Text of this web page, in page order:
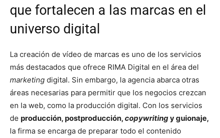
que fortalecen a las marcas en el
universo digital
La creación de vídeo de marcas es uno de los servicios
más destacados que ofrece RIMA Digital en el área del
marketing digital. Sin embargo, la agencia abarca otras
áreas necesarias para permitir que los negocios crezcan
en la web, como la producción digital. Con los servicios
de producción, postproducción,copywritingy guionaje,
la firma se encarga de preparar todo el contenido